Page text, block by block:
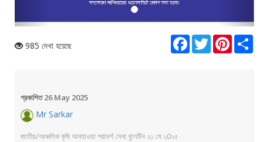
985 দেখা হয়েছে
FacebookTwitter Pinterest
প্রকাশিত 26 May 2025
Mr Sarkar
জাতীয়/আঞ্চলিক কৃষি আবহাওয়া পরামর্শ সেবা বুলেটিন ২১ মে ২0২৫